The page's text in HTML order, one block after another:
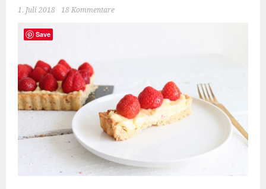
1. Juli 2018 18 Kommentare
Save